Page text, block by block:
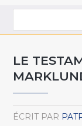
LE
ÉCRIT PAR